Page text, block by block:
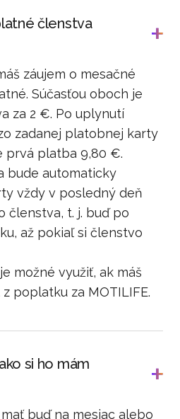
členstva
záujem o mesačné
Súčasťou oboch je
za 2 €. Po uplynutí
zadanej platobnej karty
prvá platba 9,80 €.
bude automaticky
vždy v posledný deň
členstva, t. j. buď po
až pokiaľ si členstvo
možné využiť, ak máš
poplatku za MOTILIFE.
si ho mám
buď na mesiac alebo